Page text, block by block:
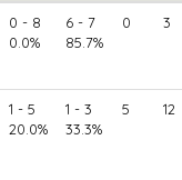
0 - 8
0.0%
6 - 7
85.7%
0 3
1 - 5
20.0%
1 - 3
33.3%
5 12